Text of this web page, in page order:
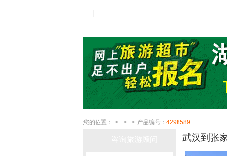
您的位置： > > > 产品编号： 4298589
武汉到张